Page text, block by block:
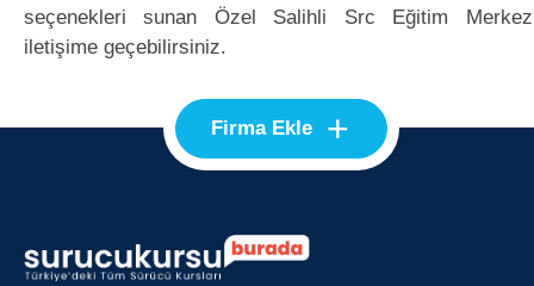
seçenekleri sunan Özel Salihli Src Eğitim
iletişime geçebilirsiniz.
Firma Ekle +